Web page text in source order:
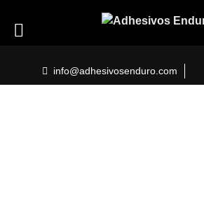
content
info@adhesivosenduro.com